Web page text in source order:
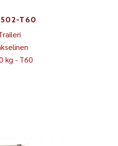
T60
kg - T60